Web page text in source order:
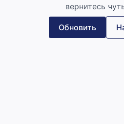
вернитесь
Обновить